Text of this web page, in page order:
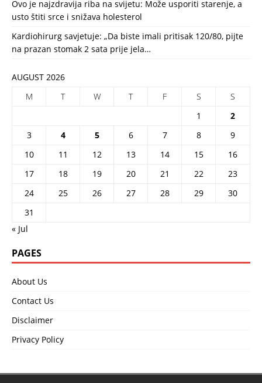
Ovo je najzdravija riba na svijetu: Može usporiti starenje, a
usto štiti srce i snižava holesterol
Kardiohirurg savjetuje: „Da biste imali pritisak 120/80, pijte
na prazan stomak 2 sata prije jela…
AUGUST 2026
M
T W T F S
S
1
2
3
4 5 6 7 8
9
10
11 12 13 14 15
16
17
18 19 20 21 22
23
24
25 26 27 28 29
30
31
« Jul
PAGES
About Us
Contact Us
Disclaimer
Privacy Policy